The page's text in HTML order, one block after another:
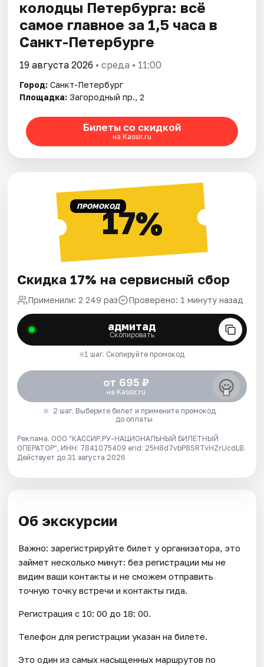
колодцы Петербурга: всё
самое главное за 1,5 часа в
Санкт-Петербурге
19 августа 2026 • среда • 11:00
Город: Санкт-Петербург
Площадка: Загородный пр., 2
Билеты со скидкой
на Kassir.ru
ПРОМОКОД17%
Скидка 17% на сервисный сбор
Применили: 2 249 раз Проверено: 1 минуту назад
адмитад
Скопировать
1 шаг. Скопируйте промокод
от 695 ₽
на Kassir.ru
2 шаг. Выберите билет и примените промокод
до оплаты
Реклама. ООО "КАССИР.РУ-НАЦИОНАЛЬНЫЙ БИЛЕТНЫЙ
ОПЕРАТОР", ИНН: 7841075409 erid: 25H8d7vbP8SRTvHZrUcdLB.
Действует до 31 августа 2026
Об экскурсии
Важно: зарегистрируйте билет у организатора, это
займет несколько минут: без регистрации мы не
видим ваши контакты и не сможем отправить
точную точку встречи и контакты гида.
Регистрация с 10: 00 до 18: 00.
Телефон для регистрации указан на билете.
Это один из самых насыщенных маршрутов по